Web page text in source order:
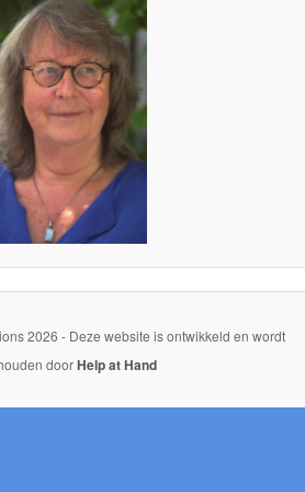
2026 - Deze website is ontwikkeld en wordt
doorHelp at Hand